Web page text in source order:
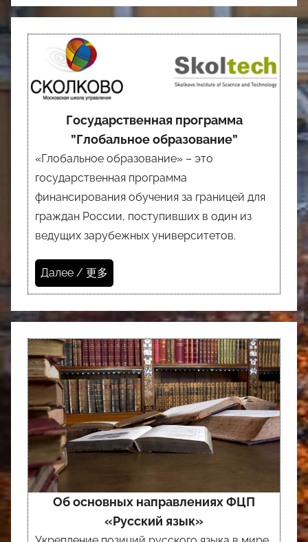
Государственная программа
”Глобальное образование”
«Глобальное образование» – это
государственная программа
финансирования обучения за границей для
граждан России, поступивших в один из
ведущих зарубежных университетов.
Далее / 更多
Об основных направлениях ФЦП
«Русский язык»